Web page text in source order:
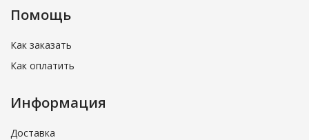
Помощь
Как заказать
Как оплатить
Информация
Доставка